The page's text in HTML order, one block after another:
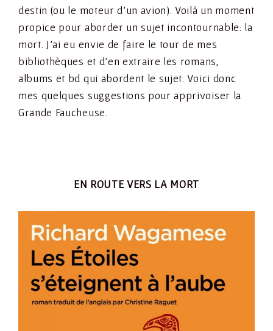
destin (ou le moteur d’un avion). Voilà un moment
propice pour aborder un sujet incontournable: la
mort. J’ai eu envie de faire le tour de mes
bibliothèques et d’en extraire les romans,
albums et bd qui abordent le sujet. Voici donc
mes quelques suggestions pour apprivoiser la
Grande Faucheuse.
EN ROUTE VERS LA MORT